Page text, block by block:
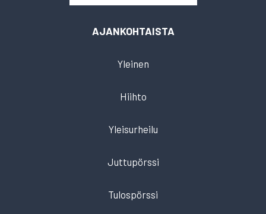
AJANKOHTAISTA
Yleinen
Hiihto
Yleisurheilu
Juttupörssi
Tulospörssi